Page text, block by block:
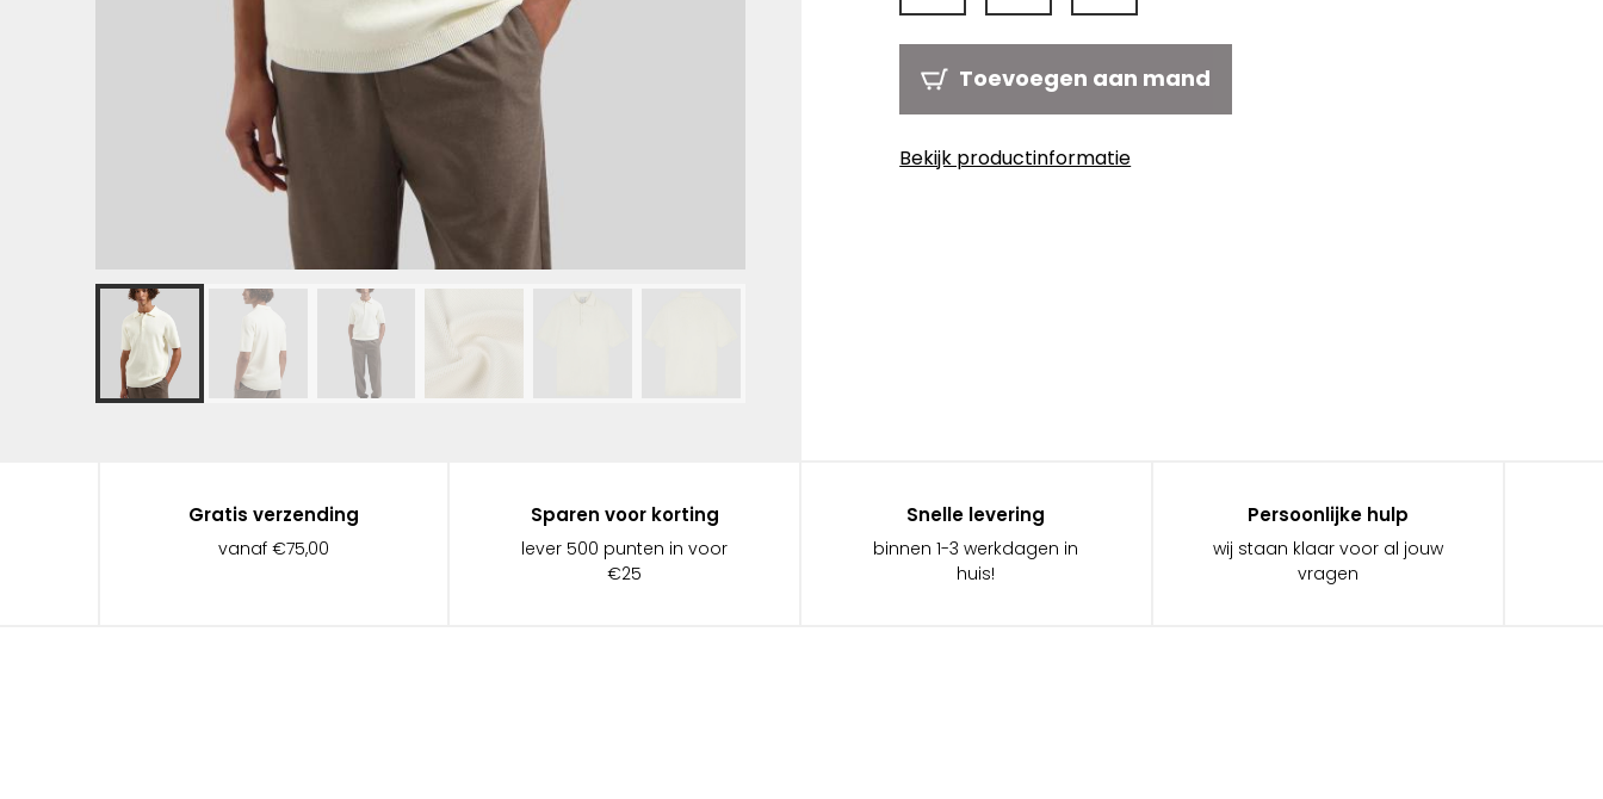
Toevoegen aan mand
Bekijk productinformatie
Gratis verzending
vanaf €75,00
Sparen voor korting
lever 500 punten in voor
€25
Snelle levering
binnen 1-3 werkdagen in
huis!
Persoonlijke hulp
wij staan klaar voor al jouw
vragen